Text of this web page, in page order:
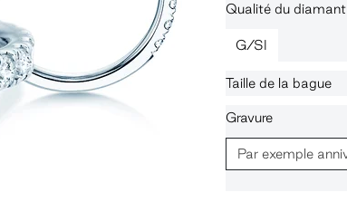
Qualité du diamant
G/SI
Taille de la bague
Gravure